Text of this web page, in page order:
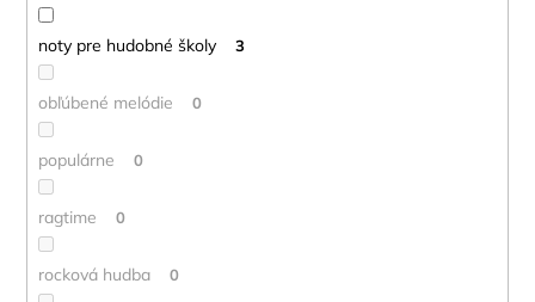
noty pre hudobné školy 3
obľúbené melódie 0
populárne 0
ragtime 0
rocková hudba 0